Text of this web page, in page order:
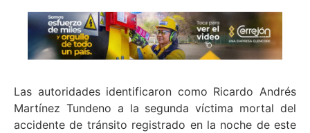
Las autoridades identificaron como Ricardo Andrés
Martínez Tundeno a la segunda víctima mortal del
accidente de tránsito registrado en la noche de este